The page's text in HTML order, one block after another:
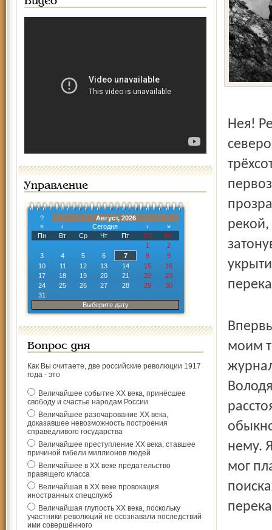
Управление
?
Август, 2026
«
‹ Сегодня ›
»
Пн
Вт Ср Чт Пт Сб
Вс
1
2
3
4 5 6 7 8
9
10
11 12 13 14 15
16
17
18 19 20 21 22
23
24
25 26 27 28 29
30
31
Выберите дату
Вопрос дня
Как Вы считаете, две российские революции 1917
года - это
Величайшее событие ХХ века, принёсшее
свободу и счастье народам России
Величайшее разочарование ХХ века,
доказавшее невозможность построения
справедливого государства
Величайшее преступление ХХ века, ставшее
причиной гибели миллионов людей
Величайшее в ХХ веке предательство
правящего класса
Величайшая в ХХ веке провокация
иностранных спецслужб
Величайшая глупость ХХ века, поскольку
участники революций не осознавали последствий
ими совершённого
Нея!
рекой,
моим
нему.
мог